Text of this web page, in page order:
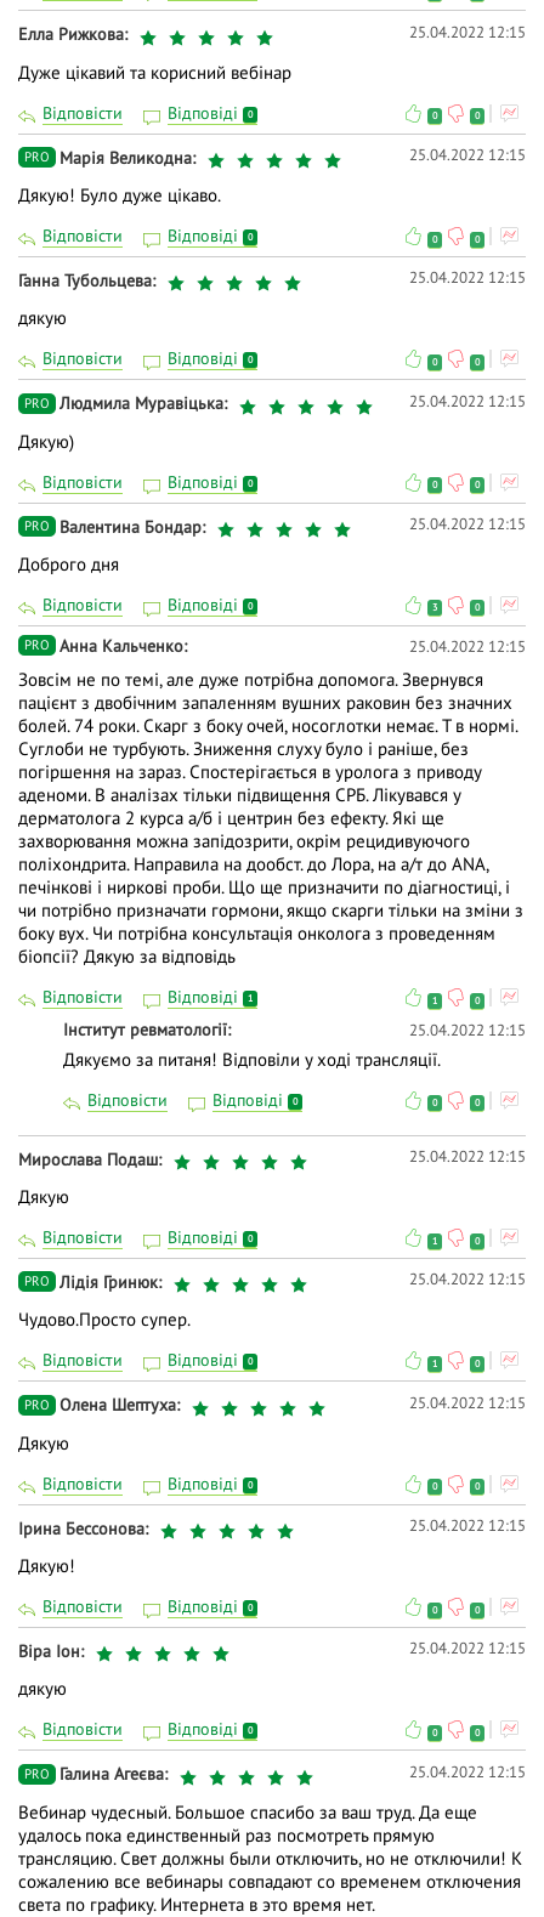
Елла Рижкова 25.04.2022 12:15
Дуже цікавий та корисний вебінар
Відповісти Відповіді 0 0 0
PRO Марія Великодна 25.04.2022 12:15
Дякую! Було дуже цікаво.
Відповісти Відповіді 0 0 0
Ганна Тубольцева 25.04.2022 12:15
дякую
Відповісти Відповіді 0 0 0
PRO Людмила Муравіцька 25.04.2022 12:15
Дякую)
Відповісти Відповіді 0 0 0
PRO Валентина Бондар 25.04.2022 12:15
Доброго дня
Відповісти Відповіді 0 3 0
PRO Анна Кальченко 25.04.2022 12:15
Зовсім не по темі, але дуже потрібна допомога. Звернувся
пацієнт з двобічним запаленням вушних раковин без значних
болей. 74 роки. Скарг з боку очей, носоглотки немає. Т в нормі.
Суглоби не турбують. Зниження слуху було і раніше, без
погіршення на зараз. Спостерігається в уролога з приводу
аденоми. В аналізах тільки підвищення СРБ. Лікувався у
дерматолога 2 курса а/б і центрин без ефекту. Які ще
захворювання можна запідозрити, окрім рецидивуючого
поліхондрита. Направила на дообст. до Лора, на а/т до АNA,
печінкові і ниркові проби. Що ще призначити по діагностиці, і
чи потрібно призначати гормони, якщо скарги тільки на зміни з
боку вух. Чи потрібна консультація онколога з проведенням
біопсії? Дякую за відповідь
Відповісти Відповіді 1 1 0
Інститут ревматології 25.04.2022 12:15
Дякуємо за питаня! Відповіли у ході трансляції.
Відповісти Відповіді 0 0 0
Мирослава Подаш 25.04.2022 12:15
Дякую
Відповісти Відповіді 0 1 0
PRO Лідія Гринюк 25.04.2022 12:15
Чудово.Просто супер.
Відповісти Відповіді 0 1 0
PRO Олена Шептуха 25.04.2022 12:15
Дякую
Відповісти Відповіді 0 0 0
Ірина Бессонова 25.04.2022 12:15
Дякую!
Відповісти Відповіді 0 0 0
Віра Іон 25.04.2022 12:15
дякую
Відповісти Відповіді 0 0 0
PRO Галина Агеєва 25.04.2022 12:15
Вебинар чудесный. Большое спасибо за ваш труд. Да еще
удалось пока единственный раз посмотреть прямую
трансляцию. Свет должны были отключить, но не отключили! К
сожалению все вебинары совпадают со временем отключения
света по графику. Интернета в это время нет.